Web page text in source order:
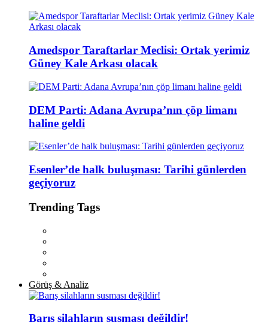
Amedspor Taraftarlar Meclisi: Ortak yerimiz
Güney Kale Arkası olacak
DEM Parti: Adana Avrupa’nın çöp limanı
haline geldi
Esenler’de halk buluşması: Tarihi günlerden
geçiyoruz
Trending Tags
Görüş & Analiz
Barış silahların susması değildir!